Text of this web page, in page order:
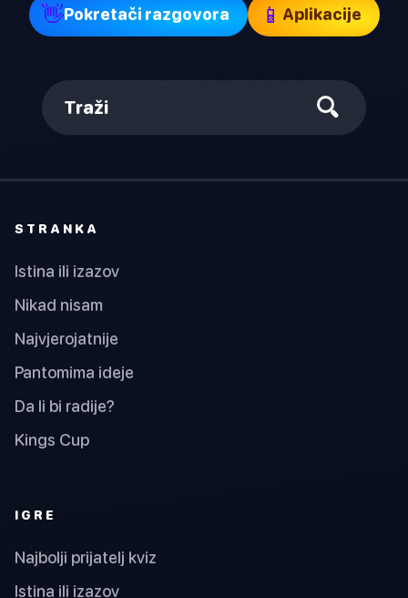
👋Pokretači razgovora 📱 Aplikacije
Traži
STRANKA
Istina ili izazov
Nikad nisam
Najvjerojatnije
Pantomima ideje
Da li bi radije?
Kings Cup
IGRE
Najbolji prijatelj kviz
Istina ili izazov